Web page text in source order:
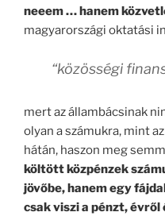
neeem … hanem
magyarországi oktatási
“közösségi
mert az állambácsinak
olyan a számukra, mint
hátán, haszon meg
költött közpénzek
jövőbe, hanem egy
csak viszi a pénzt,